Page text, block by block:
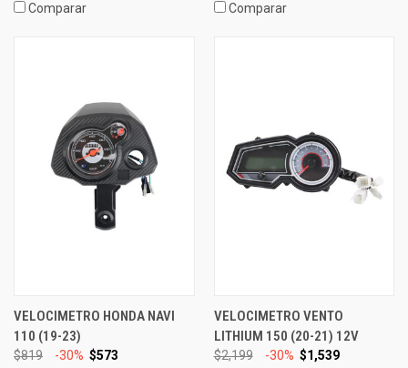
Comparar Comparar
VELOCIMETRO HONDA NAVI
110 (19-23)
$819 -30% $573
VELOCIMETRO VENTO
LITHIUM 150 (20-21) 12V
$2,199 -30% $1,539